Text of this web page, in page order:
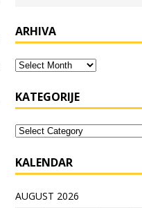
ARHIVA
KATEGORIJE
KALENDAR
AUGUST 2026